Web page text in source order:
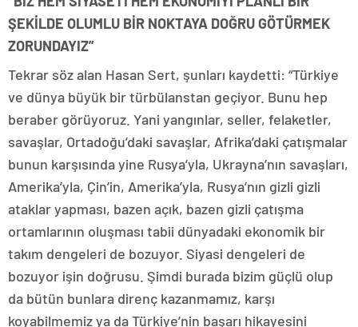
ŞEKİLDE OLUMLU BİR NOKTAYA DOĞRU GÖTÜRMEK
ZORUNDAYIZ”
Tekrar söz alan Hasan Sert, şunları kaydetti: “Türkiye
ve dünya büyük bir türbülanstan geçiyor. Bunu hep
beraber görüyoruz. Yani yangınlar, seller, felaketler,
savaşlar, Ortadoğu’daki savaşlar, Afrika’daki çatışmalar
bunun karşısında yine Rusya’yla, Ukrayna’nın savaşları,
Amerika’yla, Çin’in, Amerika’yla, Rusya’nın gizli gizli
ataklar yapması, bazen açık, bazen gizli çatışma
ortamlarının oluşması tabii dünyadaki ekonomik bir
takım dengeleri de bozuyor. Siyasi dengeleri de
bozuyor işin doğrusu. Şimdi burada bizim güçlü olup
da bütün bunlara direnç kazanmamız, karşı
koyabilmemiz ya da Türkiye’nin başarı hikayesini